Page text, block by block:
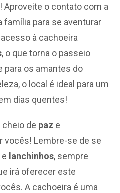
Aproveite o contato com a
família para se aventurar
à cachoeira
, o que torna o passeio
para os amantes do
o local é ideal para um
dias quentes!
, cheio de paz e
vocês! Lembre-se de se
e lanchinhos, sempre
irá oferecer este
A cachoeira é uma